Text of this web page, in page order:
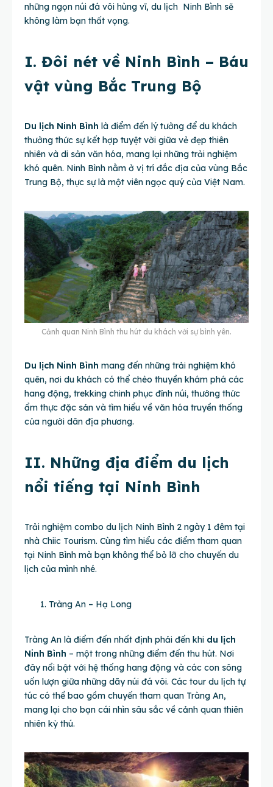
những ngọn núi đá vôi hùng vĩ, du lịch Ninh Bình sẽ
không làm bạn thất vọng.
I. Đôi nét về Ninh Bình – Báu
vật vùng Bắc Trung Bộ
Du lịch Ninh Bình là điểm đến lý tưởng để du khách
thưởng thức sự kết hợp tuyệt vời giữa vẻ đẹp thiên
nhiên và di sản văn hóa, mang lại những trải nghiệm
khó quên. Ninh Bình nằm ở vị trí đắc địa của vùng Bắc
Trung Bộ, thực sự là một viên ngọc quý của Việt Nam.
Cảnh quan Ninh Bình thu hút du khách với sự bình yên.
Du lịch Ninh Bình mang đến những trải nghiệm khó
quên, nơi du khách có thể chèo thuyền khám phá các
hang động, trekking chinh phục đỉnh núi, thưởng thức
ẩm thực đặc sản và tìm hiểu về văn hóa truyền thống
của người dân địa phương.
II. Những địa điểm du lịch
nổi tiếng tại Ninh Bình
Trải nghiệm combo du lịch Ninh Bình 2 ngày 1 đêm tại
nhà Chiic Tourism. Cùng tìm hiểu các điểm tham quan
tại Ninh Bình mà bạn không thể bỏ lỡ cho chuyến du
lịch của mình nhé.
Tràng An – Hạ Long
Tràng An là điểm đến nhất định phải đến khi du lịch
Ninh Bình – một trong những điểm đến thu hút. Nơi
đây nổi bật với hệ thống hang động và các con sông
uốn lượn giữa những dãy núi đá vôi. Các tour du lịch tự
túc có thể bao gồm chuyến tham quan Tràng An,
mang lại cho bạn cái nhìn sâu sắc về cảnh quan thiên
nhiên kỳ thú.